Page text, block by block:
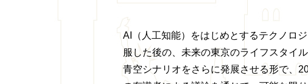
AI（人工知能）をはじめとするテクノロ
服した後の、未来の東京のライフスタイ
青空シナリオをさらに発展させる形で、